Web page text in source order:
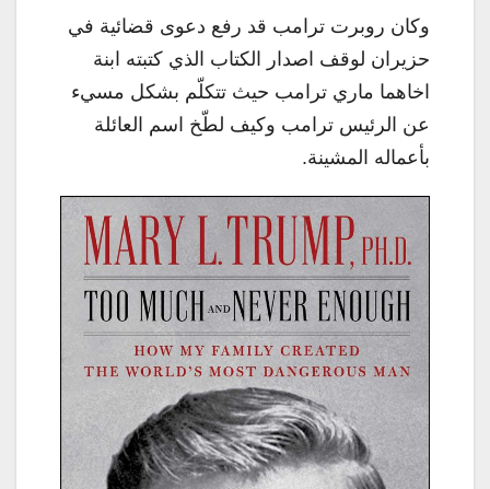
وكان روبرت ترامب قد رفع دعوى قضائية في
حزيران لوقف اصدار الكتاب الذي كتبته ابنة
اخاهما ماري ترامب حيث تتكلّم بشكل مسيء
عن الرئيس ترامب وكيف لطّخ اسم العائلة
بأعماله المشينة.